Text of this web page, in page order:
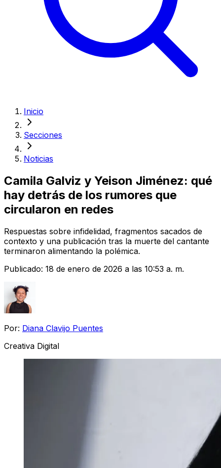
Inicio
Secciones
Noticias
Camila Galviz y Yeison Jiménez: qué
hay detrás de los rumores que
circularon en redes
Respuestas sobre infidelidad, fragmentos sacados de
contexto y una publicación tras la muerte del cantante
terminaron alimentando la polémica.
Publicado: 18 de enero de 2026 a las 10:53 a. m.
Por: Diana Clavijo Puentes
Creativa Digital